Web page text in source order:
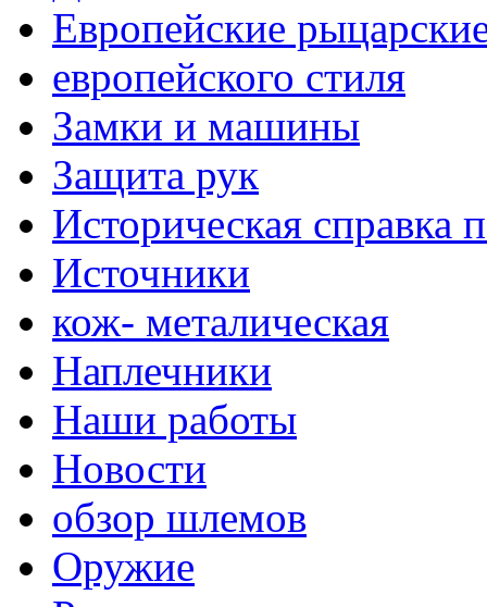
Европейские
европейского стиля
Замки и машины
Защита рук
Историческая справка
Источники
кож- металическая
Наплечники
Наши работы
Новости
обзор шлемов
Оружие